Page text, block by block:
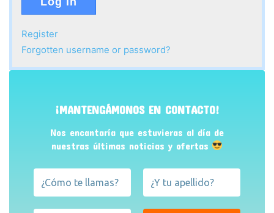
Register
Forgotten username or password?
¡MANTENGÁMONOS EN CONTACTO!
Nos encantaría que estuvieras al día de
nuestras últimas noticias y ofertas